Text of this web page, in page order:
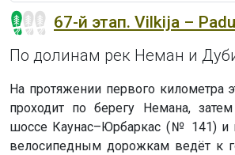
67-й этап. Vilkija –
По долинам рек Неман и
На протяжении первого километра
проходит по берегу Немана,
шоссе Каунас–Юрбаркас (№ 141)
велосипедным дорожкам ведёт к